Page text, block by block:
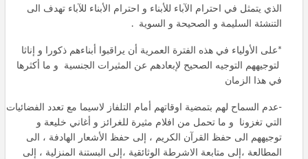
الذي يتمثل في احترام الآباء للأبناء و احترام الأبناء للآباء تهدف الى
التنشئة السليمة و الصحيحة و السوية .
*على الأولياء في هذه الفترة العمرية أن يراقبوا أبناءهم ذكورا و إناثا
لتوجيههم التوجيه الصحيح لإبعادهم عن المثيرات الجنسية و ما أكثرها
في هذا الزمان
-عدم السماح لهم بتمضية اوقاتهم أمام التلفاز لاسيما مع تعدد الفضائيات
التي تغزونا و ما تحمل من افلام مثيرة للغرائز و أغاني خليعة و
توجيههم الى حفظ القرآن الكريم ، إلى حفظ الأشعار الهادفة ، الى
المطالعة ،إلى متابعة الاشرطة الوثائقية ،إلى البستنة المنزلية ، إلى